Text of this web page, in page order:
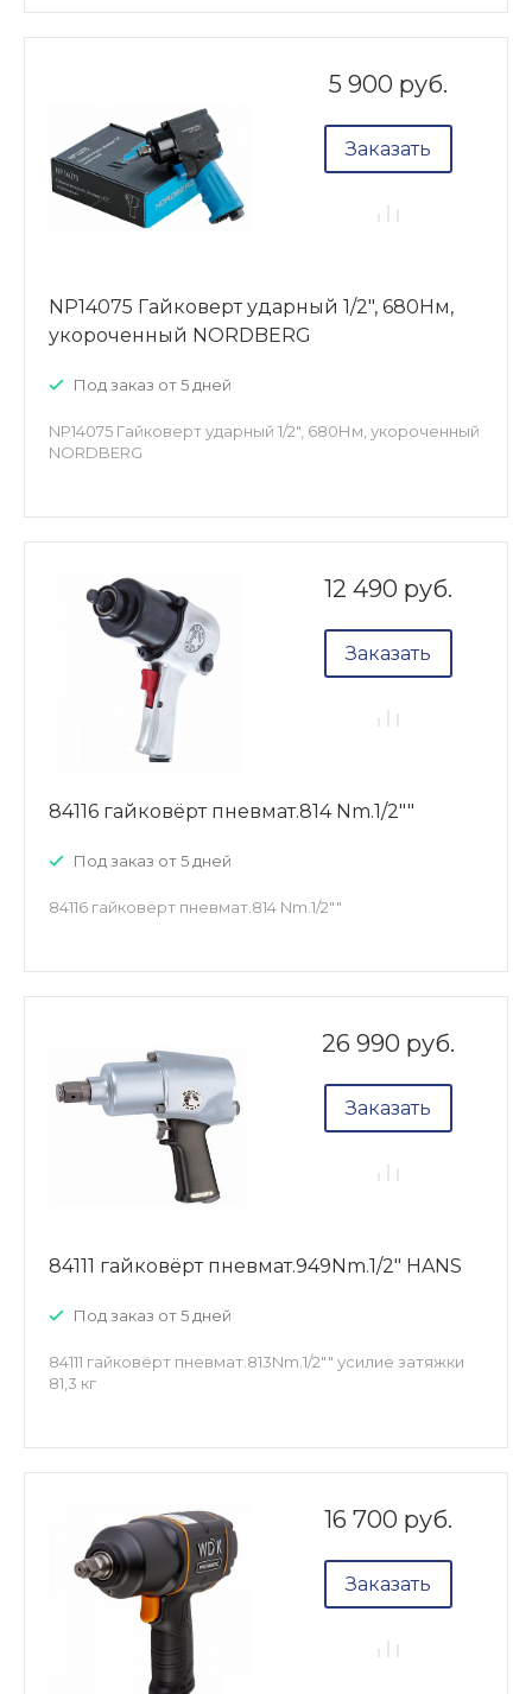
5 900 руб.
Заказать
NP14075 Гайковерт ударный 1/2", 680Нм,
укороченный NORDBERG
Под заказ от 5 дней
NP14075 Гайковерт ударный 1/2", 680Нм, укороченный
NORDBERG
12 490 руб.
Заказать
84116 гайковёрт пневмат.814 Nm.1/2""
Под заказ от 5 дней
84116 гайковёрт пневмат.814 Nm.1/2""
26 990 руб.
Заказать
84111 гайковёрт пневмат.949Nm.1/2" HANS
Под заказ от 5 дней
84111 гайковёрт пневмат.813Nm.1/2"" усилие затяжки
81,3 кг
16 700 руб.
Заказать